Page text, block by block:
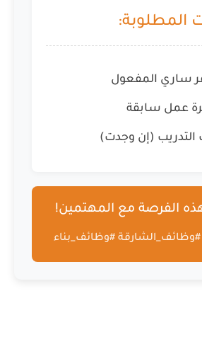
المطلوبة:
ساري المفعول
عمل سابقة
(إن وجدت)
الفرصة مع المهتمين!
#وظائف_بناء